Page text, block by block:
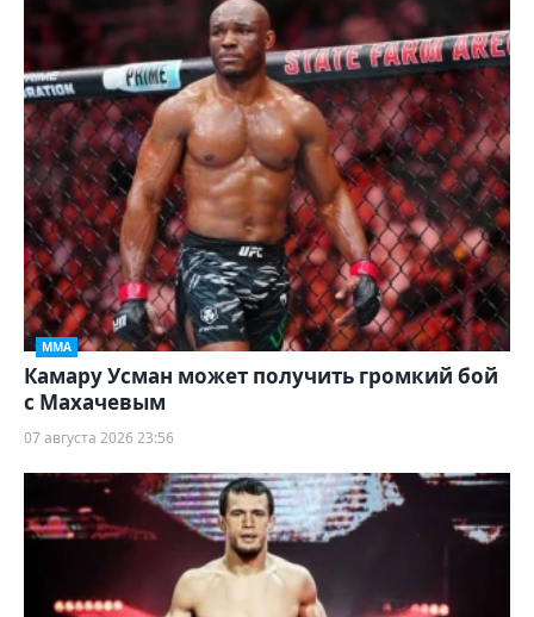
ММА
Камару Усман может получить громкий бой
с Махачевым
07 августа 2026 23:56